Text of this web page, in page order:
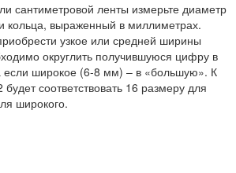
сантиметровой ленты измерьте диаметр
кольца, выраженный в миллиметрах.
узкое или средней ширины
округлить получившуюся цифру в
если широкое (6-8 мм) – в «большую». К
соответствовать 16 размеру для
широкого.